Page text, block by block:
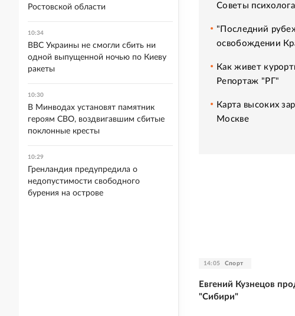
Советы психолога
"Последний
освобождении
Как живет
Репортаж "РГ"
Карта высоких
Москве
14:05 Спорт
Евгений Кузнецов
"Сибири"
Ростовской области
10:34
ВВС Украины не смогли сбить ни
одной выпущенной ночью по Киеву
ракеты
10:30
В Минводах установят памятник
героям СВО, воздвигавшим сбитые
поклонные кресты
10:29
Гренландия предупредила о
недопустимости свободного
бурения на острове